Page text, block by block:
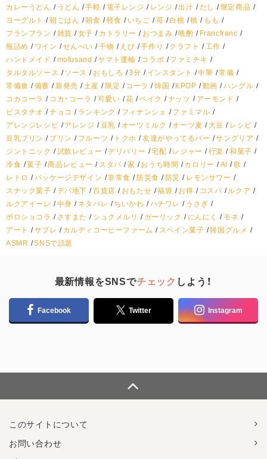
カレーうどん
うどん 手軽 電子レンジ レンジ 出汁 だし
限定商品
ヨーグルト
朝ごはん 朝食 軽食 いちご 苺 白桃 桃
もも
フランフラン
雑貨 女子 カトラリー おつまみ 晩酌
Francfranc
瓶詰め
ワイン せんべい 干物 えび 手作り クラフト
工作
ハンドメイド
mofusand ヤマト運輸 コラボ
ファミチキ
タルタルソース
ソース おもしろ 3分 インスタント 中華 常備
常備食
備蓄 新発売 土産 限定 コーラ 韓国 KPOP 動画
ハングル
コカコーラ
コカ・コーラ 可愛い 花 ベイク ナッツ
アーモンド
ピスタチオ
チョコ ランキング フィナンシェ
ファミマル
アレンジレシピ
アレンジ 豆乳 オーツミルク オーツ麦 大豆
レシピ
豆乳プリン
プリン フルーツ トクホ 友達がやってるバー
サングリア
ジントニック
試飲レビュー デリバリー 宅配 レジャー 行楽
和菓子
冷食 菓子 商品レビュー スタバ 家 おうち時間 カロリー AI
歌
レトロ
パッケージデザイン 非常食 防災食 防災
レモンサワー
スナック菓子
デパ地下 百貨店 おもたせ 福袋 お得 コスパ
ルクア
ルクアイーレ
中身 ネタバレ ちいかわ ハチワレ
うさぎ
ポロショコラ
さすまた シュクメルリ ガーリック にんにく
モネ
アート
サブレ カルディコーヒーファーム スペイン菓子 韓国グルメ
ASMR
SNSで話題
最新情報をSNSでチェック しよう！
Facebook Twitter Instagram
このサイトについて
お問い合わせ